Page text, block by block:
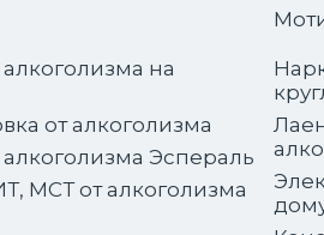
на
от алкоголизма
Эспераль
МСТ от алкоголизма